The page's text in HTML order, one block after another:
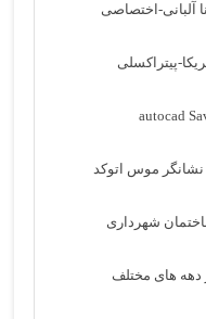
آلبانی-اختصاصی
پیتراکسلی
موس اتوکد
شهرداری
دهه های مختلف